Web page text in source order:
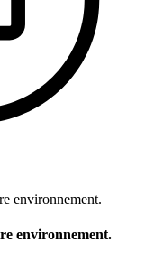
environnement.